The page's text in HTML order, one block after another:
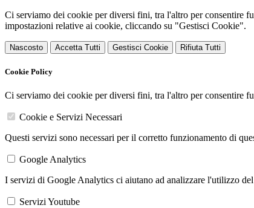
Ci serviamo dei cookie per diversi fini, tra l'altro per consentire
impostazioni relative ai cookie, cliccando su "Gestisci Cookie".
Nascosto Accetta Tutti Gestisci Cookie Rifiuta Tutti
Cookie Policy
Ci serviamo dei cookie per diversi fini, tra l'altro per consentire
Cookie e Servizi Necessari
Questi servizi sono necessari per il corretto funzionamento di
Google Analytics
I servizi di Google Analytics ci aiutano ad analizzare l'utilizzo
Servizi Youtube